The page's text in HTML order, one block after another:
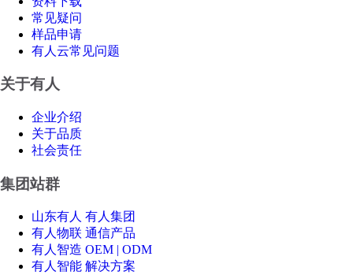
常见疑问
样品申请
有人云常见问题
关于有人
企业介绍
关于品质
社会责任
集团站群
山东有人 有人集团
有人物联 通信产品
有人智造 OEM | ODM
有人智能 解决方案